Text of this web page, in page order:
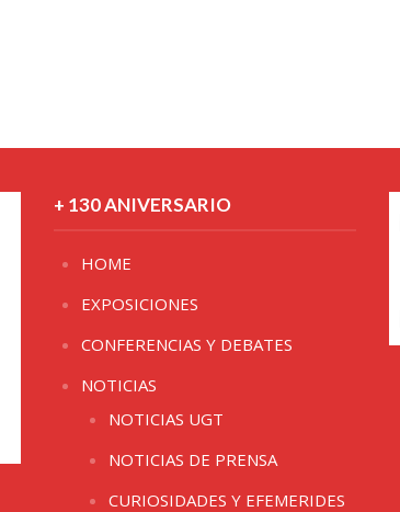
+ 130 ANIVERSARIO
HOME
EXPOSICIONES
CONFERENCIAS Y DEBATES
NOTICIAS
NOTICIAS UGT
NOTICIAS DE PRENSA
CURIOSIDADES Y EFEMERIDES